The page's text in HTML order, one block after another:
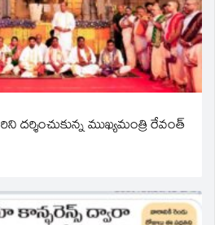
దర్శించుకున్న ముఖ్యమంత్రి రేవంత్